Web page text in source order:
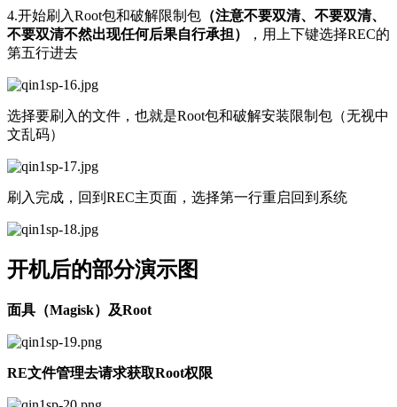
4.开始刷入Root包和破解限制包 （注意不要双清、不要双清、
不要双清不然出现任何后果自行承担）
，用上下键选择REC的
第五行进去
选择要刷入的文件，也就是Root包和破解安装限制包（无视中
文乱码）
刷入完成，回到REC主页面，选择第一行重启回到系统
开机后的部分演示图
面具（Magisk）及Root
RE文件管理去请求获取Root权限